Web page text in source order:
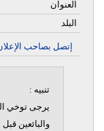
العنوان
البلد
تنبيه :
يرجى توخي
والبائعين قبل